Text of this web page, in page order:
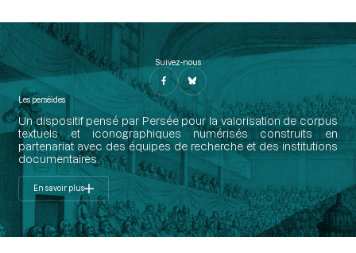
Suivez-nous
Les perséides
Un dispositif pensé par Persée pour la valorisation de corpus
textuels et iconographiques numérisés construits en
partenariat avec des équipes de recherche et des institutions
documentaires.
En savoir plus